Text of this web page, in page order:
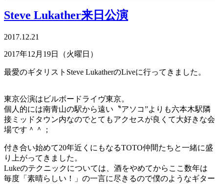
Steve Lukather来日公演
2017.12.21
2017年12月19日（火曜日）
最愛のギタリストSteve LukatherのLiveに行ってきました。
東京公演はビルボードライヴ東京。
個人的には南青山の駅から遠い〝アソコ”よりも六本木駅隣
接ミッドタウン内なのでとてもアクセスが良くて大好きな会
場です＾＾；
付き合い始めて20年近くにもなるTOTO仲間たちと一緒に盛
り上がってきました。
Lukeのテクニックについては、酒をやめてからここ数年は
毎度「素晴らしい！」の一言に尽きるので僕のようなギター